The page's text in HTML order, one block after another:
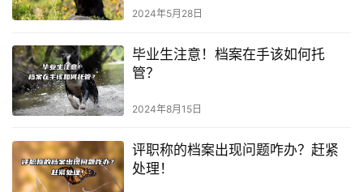
2024年5月28日
毕业生注意！档案在手该如何托
管？
2024年8月15日
评职称的档案出现问题咋办？赶紧
处理！